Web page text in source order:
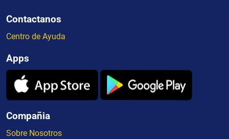
Contactanos
Centro de Ayuda
Apps
Compañia
Sobre Nosotros